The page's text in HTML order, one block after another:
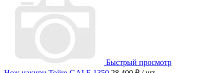
Быстрый просмотр